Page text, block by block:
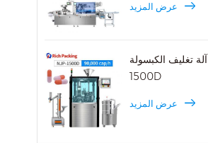
عرض المزيد
آلة تغليف الكبسولة NJP
1500D
عرض المزيد